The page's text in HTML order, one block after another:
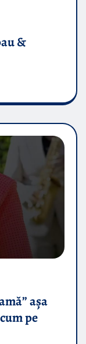
&
așa
pe